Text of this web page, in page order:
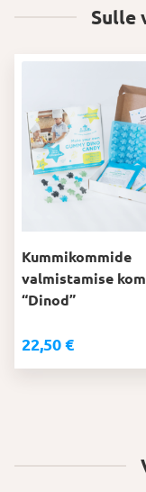
Sulle
Kummikommide
valmistamise
“Dinod”
22,50 €